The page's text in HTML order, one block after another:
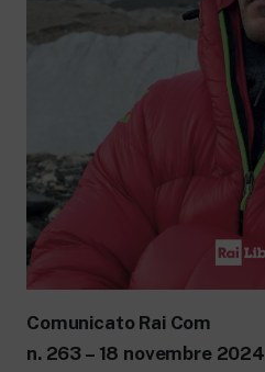
Comunicato Rai Com
n. 263 – 18 novembre 2024